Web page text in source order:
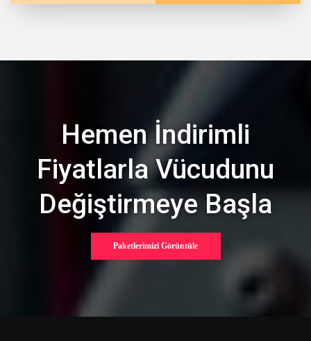
Hemen İndirimli
Fiyatlarla Vücudunu
Değiştirmeye Başla
Paketlerimizi Görüntüle